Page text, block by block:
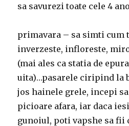
sa savurezi toate cele 4
primavara – sa simti cum
inverzeste, infloreste,
(mai ales ca statia de
uita)…pasarele ciripind la
jos hainele grele, incepi
picioare afara, iar daca
gunoiul, poti vapshe sa fii